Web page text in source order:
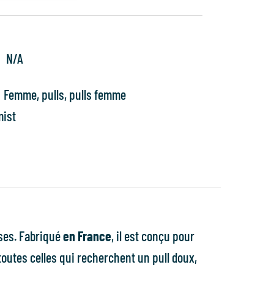
N/A
Femme,pulls,pulls femme
Fabriquéen France, il est conçu pour
celles qui recherchent un pull doux,